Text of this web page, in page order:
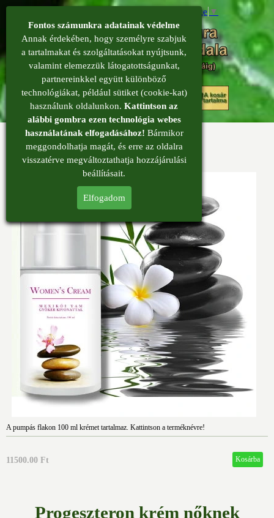
Select Language ▼
menü
Progeszteron krém nőknek
Progeszteron krém
A pumpás flakon 100 ml krémet tartalmaz. Kattintson a terméknévre!
11500.00 Ft
Progeszteron krém nőknek
Fontos számunkra adatainak védelme
Annak érdekében, hogy személyre szabjuk
a tartalmakat és szolgáltatásokat nyújtsunk,
valamint elemezzük látogatottságunkat,
partnereinkkel együtt különböző
technológiákat, például sütiket (cookie-kat)
használunk oldalunkon. Kattintson az
alábbi gombra ezen technológia webes
használatának elfogadásához! Bármikor
meggondolhatja magát, és erre az oldalra
visszatérve megváltoztathatja hozzájárulási
beállításait.
Elfogadom